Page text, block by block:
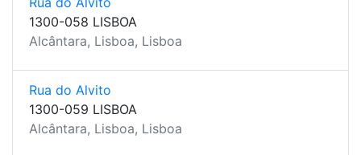
1300-058 LISBOA
Alcântara, Lisboa, Lisboa
Rua do Alvito
1300-059 LISBOA
Alcântara, Lisboa, Lisboa